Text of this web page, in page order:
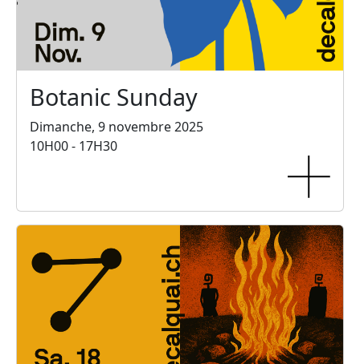
Botanic Sunday
Dimanche, 9 novembre 2025
10H00 - 17H30